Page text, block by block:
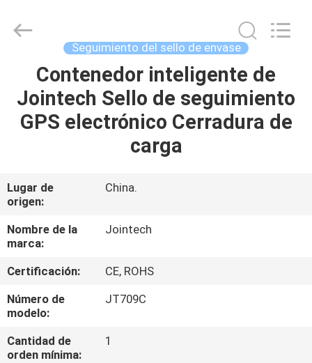
HOGAR
PRODUCTOS
SHOW
SOBRE
NOSOTROS
VIAJE
DE
LA
Technology
Seguimiento del sello de envase
Contenedor inteligente de
Jointech Sello de seguimiento
GPS electrónico Cerradura de
carga
Lugar de
origen:
China.
Nombre de la
marca:
Jointech
Certificación:
CE, ROHS
Número de
modelo:
JT709C
Cantidad de
orden mínima:
1